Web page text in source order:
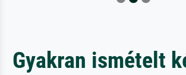
Gyakran ismételt